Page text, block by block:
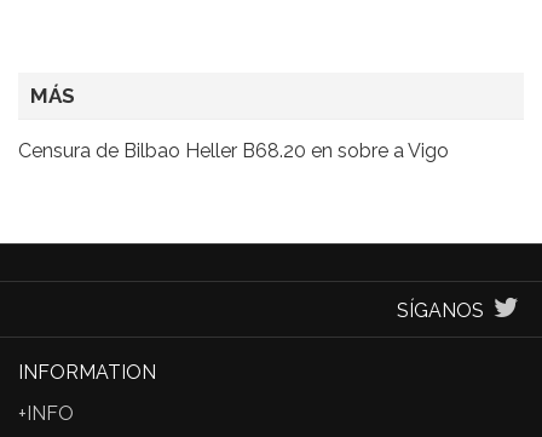
MÁS
Censura de Bilbao Heller B68.20 en sobre a Vigo
SÍGANOS
INFORMATION
+INFO